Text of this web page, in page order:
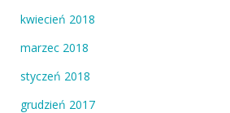
kwiecień 2018
marzec 2018
styczeń 2018
grudzień 2017